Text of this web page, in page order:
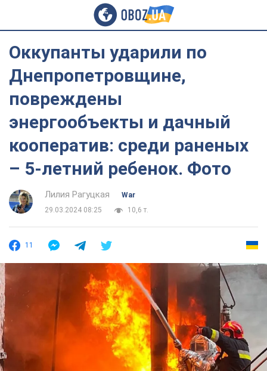
Оккупанты ударили по
Днепропетровщине,
повреждены
энергообъекты и дачный
кооператив: среди раненых
– 5-летний ребенок. Фото
Лилия Рагуцкая
War
29.03.2024 08:25
10,6 т.
11